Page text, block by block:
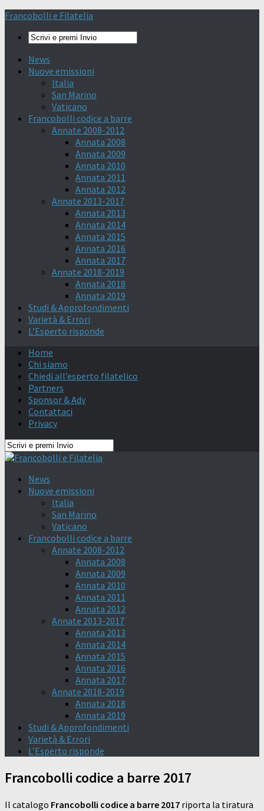
Francobolli e Filatelia
News
Nuove emissioni
Italia
San Marino
Vaticano
Francobolli codice a barre
Annate 2008-2012
Annata 2008
Annata 2009
Annata 2010
Annata 2011
Annata 2012
Annate 2013-2017
Annata 2013
Annata 2014
Annata 2015
Annata 2016
Annata 2017
Annate 2018-2019
Annata 2018
Annata 2019
Studi & Approfondimenti
Varietà & Errori
L’Esperto risponde
Home
Chi siamo
Chiedi all’esperto filatelico
Partners
Sponsor & Adv
Contattaci
Privacy
News
Nuove emissioni
Italia
San Marino
Vaticano
Francobolli codice a barre
Annate 2008-2012
Annata 2008
Annata 2009
Annata 2010
Annata 2011
Annata 2012
Annate 2013-2017
Annata 2013
Annata 2014
Annata 2015
Annata 2016
Annata 2017
Annate 2018-2019
Annata 2018
Annata 2019
Studi & Approfondimenti
Varietà & Errori
L’Esperto risponde
Francobolli codice a barre 2017
Il catalogo Francobolli codice a barre 2017 riporta la tiratura